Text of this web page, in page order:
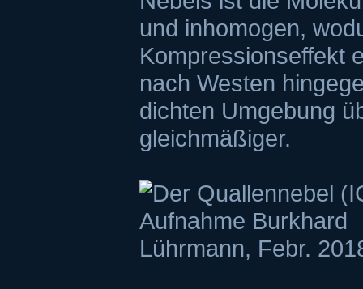
und inhomogen,
Kompressionseffekt
nach Westen
dichten Umgebung
gleichmäßiger.